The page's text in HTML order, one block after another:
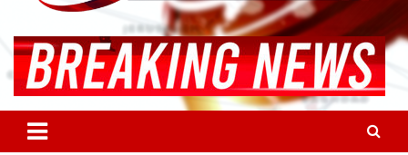
Princenews Daily